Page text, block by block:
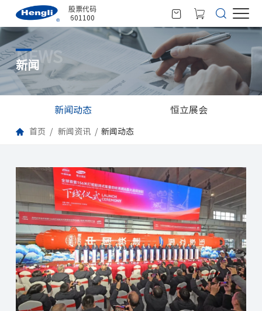
股票代码
601100
NEWS
新闻
新闻动态 恒立展会
首页 新闻资讯 新闻动态